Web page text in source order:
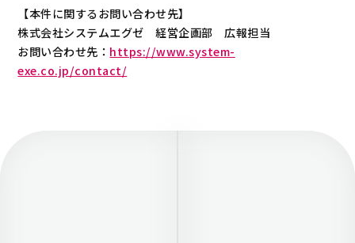
【本件に関するお問い合わせ先】
株式会社システムエグゼ 経営企画部 広報担当
お問い合わせ先： https://www.system-
exe.co.jp/contact/